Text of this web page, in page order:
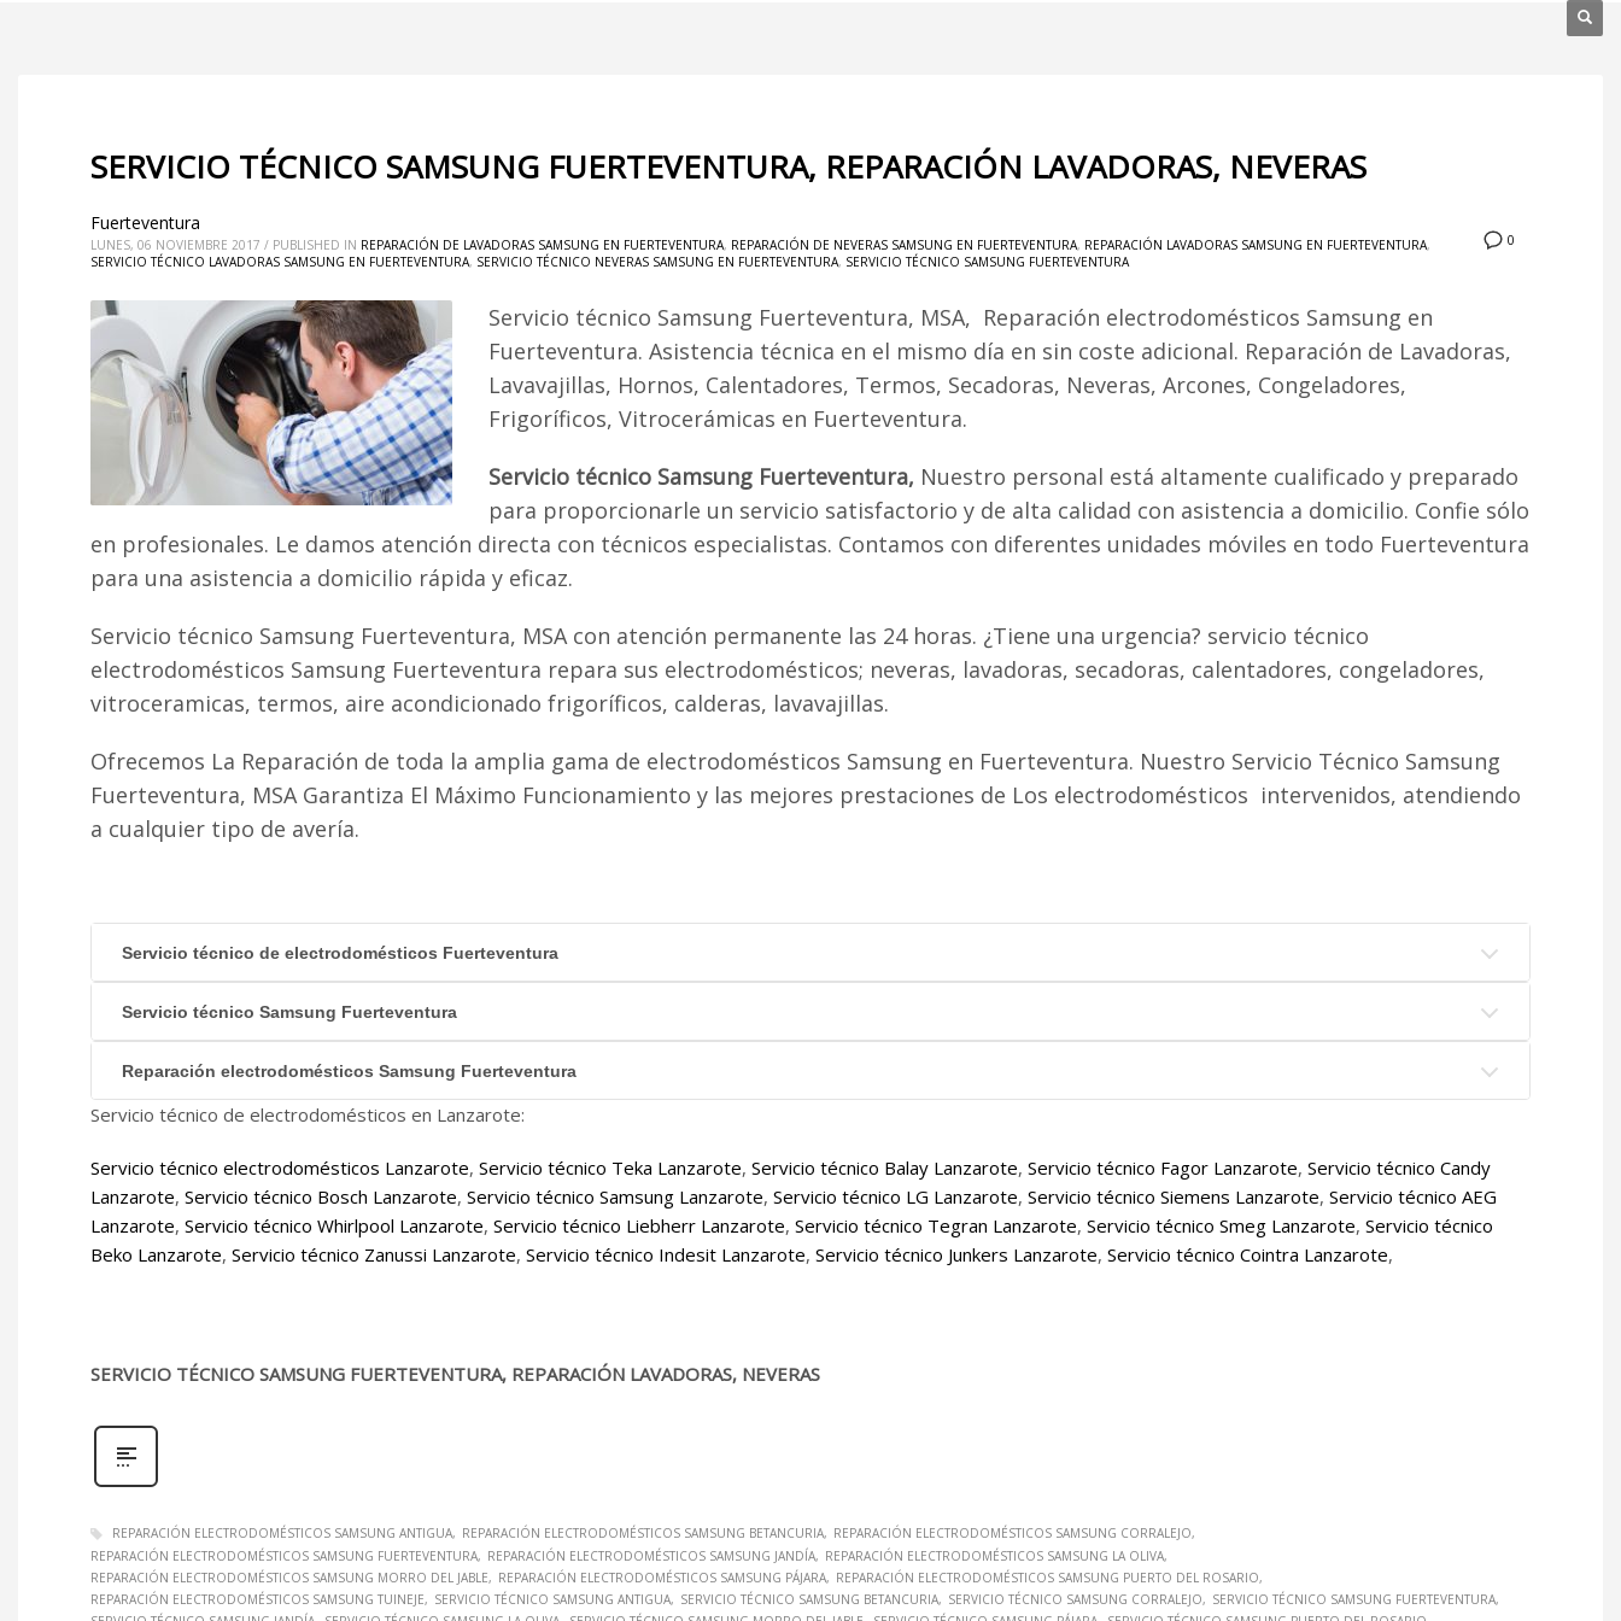
SERVICIO TÉCNICO SAMSUNG FUERTEVENTURA, REPARACIÓN LAVADORAS, NEVERAS
0
Fuerteventura
LUNES, 06 NOVIEMBRE 2017 / PUBLISHED IN REPARACIÓN DE LAVADORAS SAMSUNG EN FUERTEVENTURA, REPARACIÓN DE NEVERAS SAMSUNG EN FUERTEVENTURA, REPARACIÓN LAVADORAS SAMSUNG EN FUERTEVENTURA,
SERVICIO TÉCNICO LAVADORAS SAMSUNG EN FUERTEVENTURA, SERVICIO TÉCNICO NEVERAS SAMSUNG EN FUERTEVENTURA, SERVICIO TÉCNICO SAMSUNG FUERTEVENTURA
Servicio técnico Samsung Fuerteventura, MSA, Reparación electrodomésticos Samsung en
Fuerteventura. Asistencia técnica en el mismo día en sin coste adicional. Reparación de Lavadoras,
Lavavajillas, Hornos, Calentadores, Termos, Secadoras, Neveras, Arcones, Congeladores,
Frigoríficos, Vitrocerámicas en Fuerteventura.
Servicio técnico Samsung Fuerteventura, Nuestro personal está altamente cualificado y preparado
para proporcionarle un servicio satisfactorio y de alta calidad con asistencia a domicilio. Confie sólo
en profesionales. Le damos atención directa con técnicos especialistas. Contamos con diferentes unidades móviles en todo Fuerteventura
para una asistencia a domicilio rápida y eficaz.
Servicio técnico Samsung Fuerteventura, MSA con atención permanente las 24 horas. ¿Tiene una urgencia? servicio técnico
electrodomésticos Samsung Fuerteventura repara sus electrodomésticos; neveras, lavadoras, secadoras, calentadores, congeladores,
vitroceramicas, termos, aire acondicionado frigoríficos, calderas, lavavajillas.
Ofrecemos La Reparación de toda la amplia gama de electrodomésticos Samsung en Fuerteventura. Nuestro Servicio Técnico Samsung
Fuerteventura, MSA Garantiza El Máximo Funcionamiento y las mejores prestaciones de Los electrodomésticos intervenidos, atendiendo
a cualquier tipo de avería.
Servicio técnico de electrodomésticos Fuerteventura
Servicio técnico Samsung Fuerteventura
Reparación electrodomésticos Samsung Fuerteventura
Servicio técnico de electrodomésticos en Lanzarote:
Servicio técnico electrodomésticos Lanzarote, Servicio técnico Teka Lanzarote, Servicio técnico Balay Lanzarote, Servicio técnico Fagor Lanzarote, Servicio técnico Candy
Lanzarote, Servicio técnico Bosch Lanzarote, Servicio técnico Samsung Lanzarote, Servicio técnico LG Lanzarote, Servicio técnico Siemens Lanzarote, Servicio técnico AEG
Lanzarote, Servicio técnico Whirlpool Lanzarote, Servicio técnico Liebherr Lanzarote, Servicio técnico Tegran Lanzarote, Servicio técnico Smeg Lanzarote, Servicio técnico
Beko Lanzarote, Servicio técnico Zanussi Lanzarote, Servicio técnico Indesit Lanzarote, Servicio técnico Junkers Lanzarote, Servicio técnico Cointra Lanzarote,
SERVICIO TÉCNICO SAMSUNG FUERTEVENTURA, REPARACIÓN LAVADORAS, NEVERAS
REPARACIÓN ELECTRODOMÉSTICOS SAMSUNG ANTIGUA REPARACIÓN ELECTRODOMÉSTICOS SAMSUNG BETANCURIA
REPARACIÓN ELECTRODOMÉSTICOS SAMSUNG CORRALEJO
REPARACIÓN ELECTRODOMÉSTICOS SAMSUNG FUERTEVENTURA
REPARACIÓN ELECTRODOMÉSTICOS SAMSUNG JANDÍA
REPARACIÓN ELECTRODOMÉSTICOS SAMSUNG LA OLIVA
REPARACIÓN ELECTRODOMÉSTICOS SAMSUNG MORRO DEL JABLE
REPARACIÓN ELECTRODOMÉSTICOS SAMSUNG PÁJARA
REPARACIÓN ELECTRODOMÉSTICOS SAMSUNG PUERTO DEL ROSARIO
REPARACIÓN ELECTRODOMÉSTICOS SAMSUNG TUINEJE
SERVICIO TÉCNICO SAMSUNG ANTIGUA SERVICIO TÉCNICO SAMSUNG BETANCURIA SERVICIO TÉCNICO SAMSUNG CORRALEJO
SERVICIO TÉCNICO SAMSUNG FUERTEVENTURA